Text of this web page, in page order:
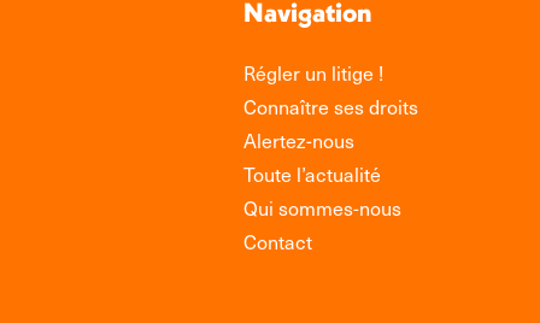
Navigation
Régler un litige !
Connaître ses droits
Alertez-nous
Toute l’actualité
Qui sommes-nous
Contact